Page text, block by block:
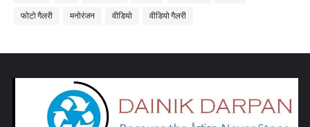
फोटो गैलरी मनोरंजन वीडियो वीडियो गैलरी